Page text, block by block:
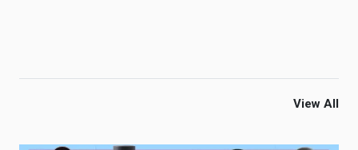
View All